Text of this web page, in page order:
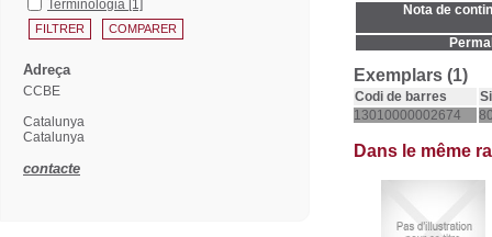
Nota de
Exemplars (1)
Codi de barres
13010000002674
Dans le même
Terminologia [1]
Adreça
CCBE
Catalunya
Catalunya
contacte